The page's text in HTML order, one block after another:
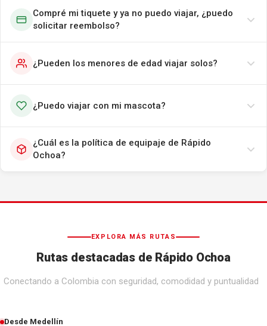
Compré mi tiquete y ya no puedo viajar, ¿puedo
solicitar reembolso?
¿Pueden los menores de edad viajar solos?
¿Puedo viajar con mi mascota?
¿Cuál es la política de equipaje de Rápido
Ochoa?
EXPLORA MÁS RUTAS
Rutas destacadas de Rápido Ochoa
Conectando a Colombia con seguridad, comodidad y puntualidad
Desde Medellín